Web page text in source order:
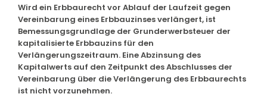
Wird ein Erbbaurecht vor Ablauf der Laufzeit gegen
Vereinbarung eines Erbbauzinses verlängert, ist
Bemessungsgrundlage der Grunderwerbsteuer der
kapitalisierte Erbbauzins für den
Verlängerungszeitraum. Eine Abzinsung des
Kapitalwerts auf den Zeitpunkt des Abschlusses der
Vereinbarung über die Verlängerung des Erbbaurechts
ist nicht vorzunehmen.